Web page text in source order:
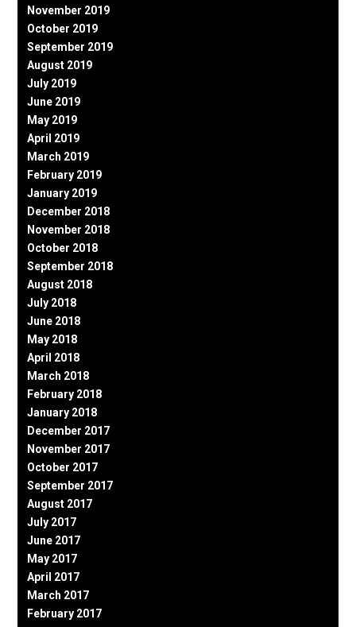
November 2019
October 2019
September 2019
August 2019
July 2019
June 2019
May 2019
April 2019
March 2019
February 2019
January 2019
December 2018
November 2018
October 2018
September 2018
August 2018
July 2018
June 2018
May 2018
April 2018
March 2018
February 2018
January 2018
December 2017
November 2017
October 2017
September 2017
August 2017
July 2017
June 2017
May 2017
April 2017
March 2017
February 2017